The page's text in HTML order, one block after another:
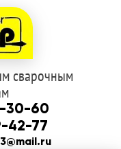
сварочным
30-60
42-77